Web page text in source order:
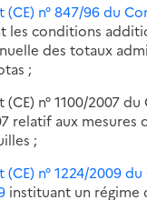
(CE) n° 847/96 du
les conditions
des totaux
;
n° 1100/2007
relatif aux mesures
;
(CE) n° 1224/2009
instituant un régime